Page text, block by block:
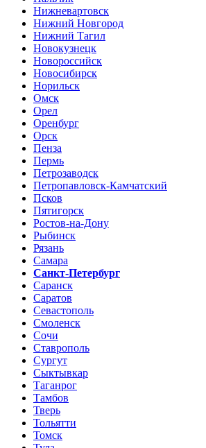
Нижневартовск
Нижний Новгород
Нижний Тагил
Новокузнецк
Новороссийск
Новосибирск
Норильск
Омск
Орел
Оренбург
Орск
Пенза
Пермь
Петрозаводск
Петропавловск-Камчатский
Псков
Пятигорск
Ростов-на-Дону
Рыбинск
Рязань
Самара
Санкт-Петербург
Саранск
Саратов
Севастополь
Смоленск
Сочи
Ставрополь
Сургут
Сыктывкар
Таганрог
Тамбов
Тверь
Тольятти
Томск